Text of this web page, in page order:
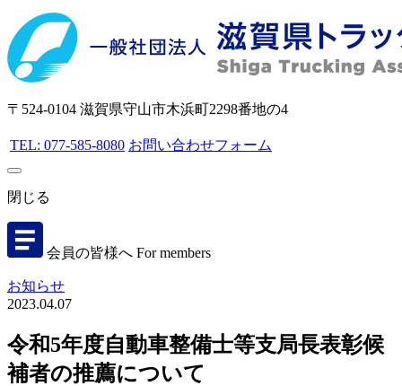
〒524-0104 滋賀県守山市木浜町2298番地の4
TEL: 077-585-8080 お問い合わせフォーム
閉じる
会員の皆様へ For members
お知らせ
2023.04.07
令和5年度自動車整備士等支局長表彰候
補者の推薦について